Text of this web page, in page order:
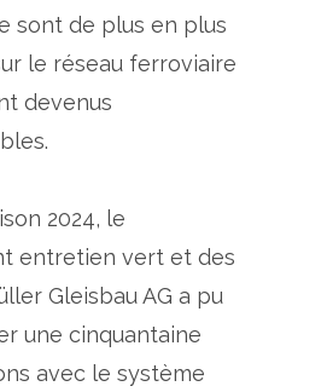
sont de plus en plus
le réseau ferroviaire
devenus
2024, le
entretien vert et des
Gleisbau AG a pu
une cinquantaine
avec le système